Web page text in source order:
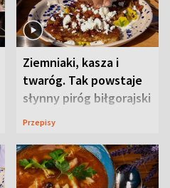
Ziemniaki, kasza i
twaróg. Tak powstaje
słynny piróg biłgorajski
Przepisy